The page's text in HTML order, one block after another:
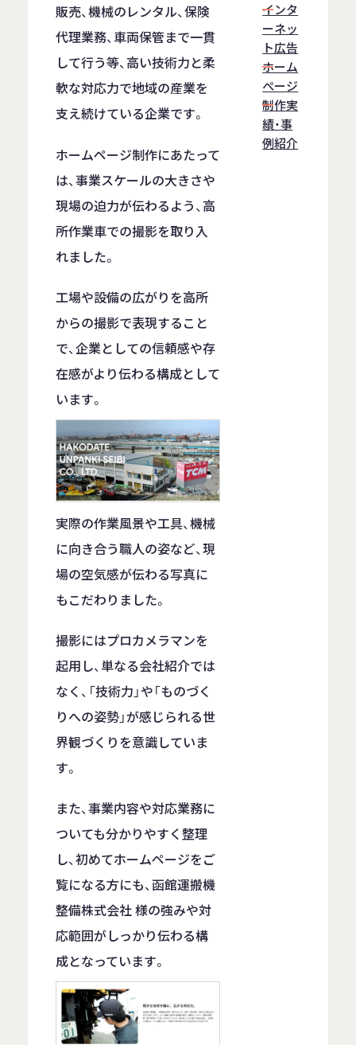
販売、機械のレンタル、保険
代理業務、車両保管まで一貫
して行う等、高い技術力と柔
軟な対応力で地域の産業を
支え続けている企業です。
ホームページ制作にあたって
は、事業スケールの大きさや
現場の迫力が伝わるよう、高
所作業車での撮影を取り入
れました。
工場や設備の広がりを高所
からの撮影で表現すること
で、企業としての信頼感や存
在感がより伝わる構成として
います。
実際の作業風景や工具、機械
に向き合う職人の姿など、現
場の空気感が伝わる写真に
もこだわりました。
撮影にはプロカメラマンを
起用し、単なる会社紹介では
なく、「技術力」や「ものづく
りへの姿勢」が感じられる世
界観づくりを意識していま
す。
また、事業内容や対応業務に
ついても分かりやすく整理
し、初めてホームページをご
覧になる方にも、函館運搬機
整備株式会社 様の強みや対
応範囲がしっかり伝わる構
成となっています。
インタ
ーネッ
ト広告
ホーム
ぺージ
制作実
績・事
例紹介